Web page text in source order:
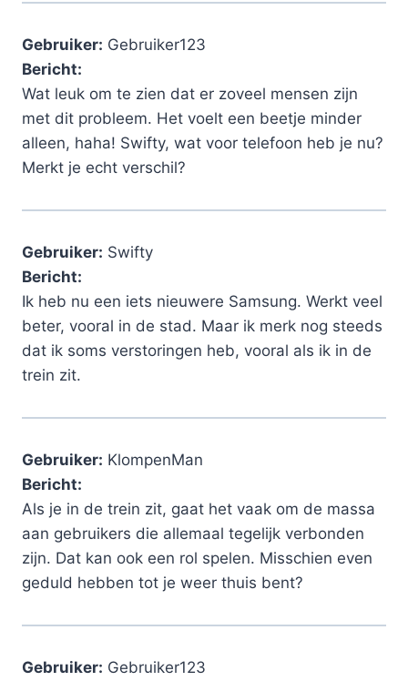
Gebruiker: Gebruiker123
Bericht:
Wat leuk om te zien dat er zoveel mensen zijn
met dit probleem. Het voelt een beetje minder
alleen, haha! Swifty, wat voor telefoon heb je nu?
Merkt je echt verschil?
Gebruiker: Swifty
Bericht:
Ik heb nu een iets nieuwere Samsung. Werkt veel
beter, vooral in de stad. Maar ik merk nog steeds
dat ik soms verstoringen heb, vooral als ik in de
trein zit.
Gebruiker: KlompenMan
Bericht:
Als je in de trein zit, gaat het vaak om de massa
aan gebruikers die allemaal tegelijk verbonden
zijn. Dat kan ook een rol spelen. Misschien even
geduld hebben tot je weer thuis bent?
Gebruiker: Gebruiker123